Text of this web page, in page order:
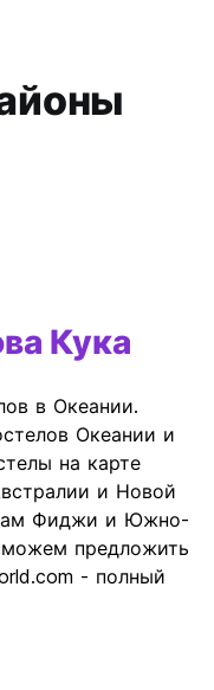
Кука
в Океании.
Океании и
на карте
и Новой
Фиджи и Южно-
предложить
- полный